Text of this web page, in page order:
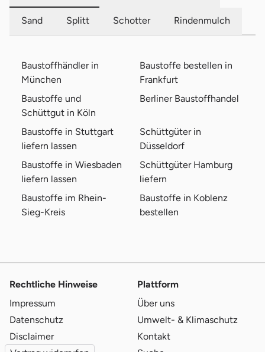
Sand Splitt Schotter Rindenmulch
Baustoffhändler in
München
Baustoffe bestellen in
Frankfurt
Baustoffe und
Schüttgut in Köln
Berliner Baustoffhandel
Baustoffe in Stuttgart
liefern lassen
Schüttgüter in
Düsseldorf
Baustoffe in Wiesbaden
liefern lassen
Schüttgüter Hamburg
liefern
Baustoffe im Rhein-
Sieg-Kreis
Baustoffe in Koblenz
bestellen
Rechtliche Hinweise
Impressum
Datenschutz
Disclaimer
Plattform
Über uns
Umwelt- & Klimaschutz
Kontakt